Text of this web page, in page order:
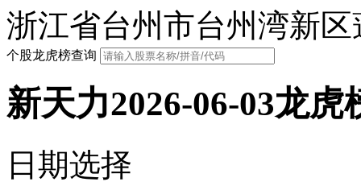
浙江省台州市台州湾新区
个股龙虎榜查询
新天力2026-06-03龙虎
日期选择